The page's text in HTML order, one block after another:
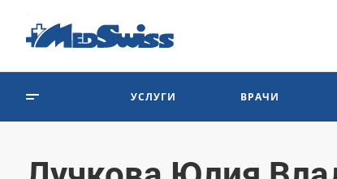
УСЛУГИ ВРАЧИ